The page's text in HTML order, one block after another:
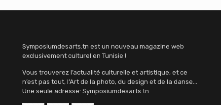
Symposiumdesarts.tn est un nouveau magazine web
exclusivement culturel en Tunisie !
Vous trouverez l’actualité culturelle et artistique, et ce
n’est pas tout, l’Art de la photo, du design et de la danse…
Une seule adresse: Symposiumdesarts.tn